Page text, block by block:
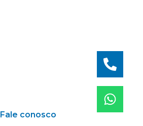
Fale conosco